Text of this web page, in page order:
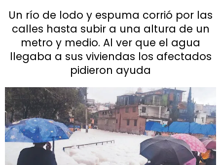
Un río de lodo y espuma corrió por las
calles hasta subir a una altura de un
metro y medio. Al ver que el agua
llegaba a sus viviendas los afectados
pidieron ayuda